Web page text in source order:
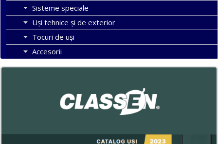
Sisteme speciale
Uși tehnice și de exterior
Tocuri de uși
Accesorii